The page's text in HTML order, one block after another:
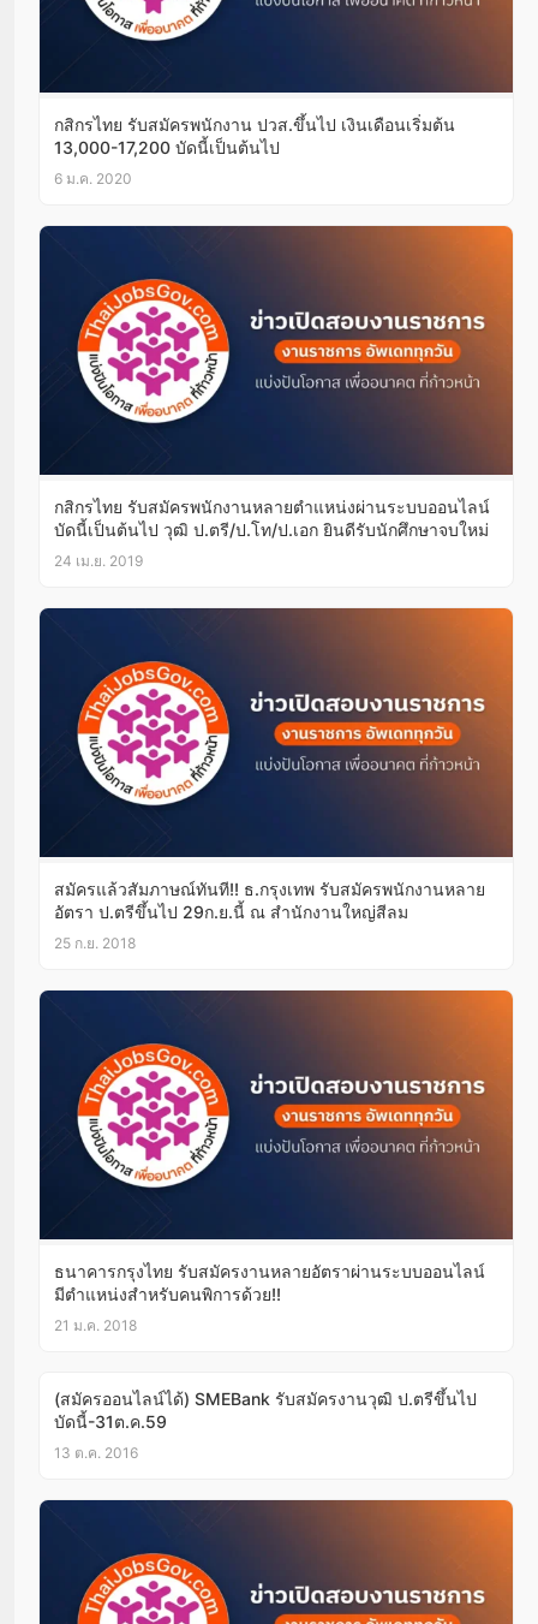
กสิกรไทย รับสมัครพนักงาน ปวส.ขึ้นไป เงินเดือนเริ่มต้น
13,000-17,200 บัดนี้เป็นต้นไป
6 ม.ค. 2020
กสิกรไทย รับสมัครพนักงานหลายตำแหน่งผ่านระบบออนไลน์
บัดนี้เป็นต้นไป วุฒิ ป.ตรี/ป.โท/ป.เอก ยินดีรับนักศึกษาจบใหม่
24 เม.ย. 2019
สมัครแล้วสัมภาษณ์ทันที!! ธ.กรุงเทพ รับสมัครพนักงานหลาย
อัตรา ป.ตรีขึ้นไป 29ก.ย.นี้ ณ สำนักงานใหญ่สีลม
25 ก.ย. 2018
ธนาคารกรุงไทย รับสมัครงานหลายอัตราผ่านระบบออนไลน์
มีตำแหน่งสำหรับคนพิการด้วย!!
21 ม.ค. 2018
(สมัครออนไลน์ได้) SMEBank รับสมัครงานวุฒิ ป.ตรีขึ้นไป
บัดนี้-31ต.ค.59
13 ต.ค. 2016